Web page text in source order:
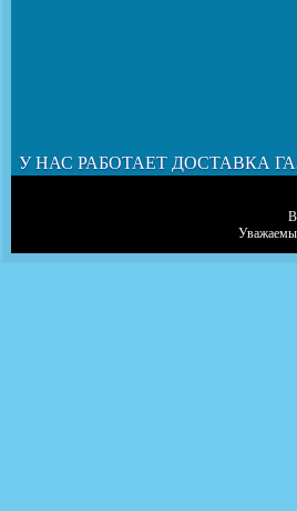
У НАС РАБОТАЕТ ДОСТАВКА